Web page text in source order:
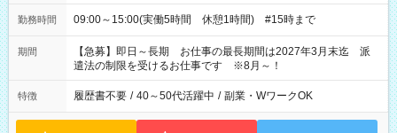
勤務時間 09:00～15:00(実働5時間 休憩1時間) #15時まで
期間
【急募】即日～長期 お仕事の最長期間は2027年3月末迄 派
遣法の制限を受けるお仕事です ※8月～！
特徴 履歴書不要 / 40～50代活躍中 / 副業・WワークOK